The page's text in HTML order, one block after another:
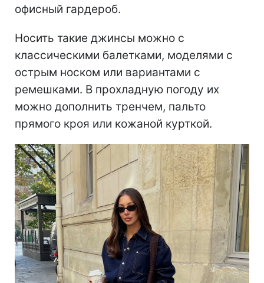
офисный гардероб.
Носить такие джинсы можно с
классическими балетками, моделями с
острым носком или вариантами с
ремешками. В прохладную погоду их
можно дополнить тренчем, пальто
прямого кроя или кожаной курткой.